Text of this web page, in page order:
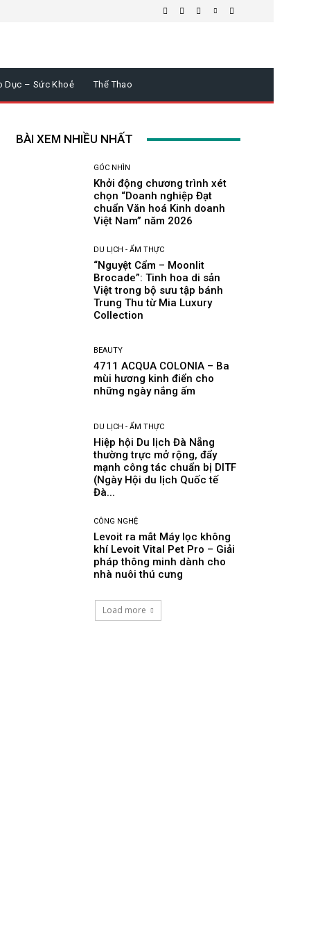
Dục – Sức Khoẻ Thể Thao
BÀI XEM NHIỀU NHẤT
GÓC NHÌN
Khởi động chương trình xét
chọn “Doanh nghiệp Đạt
chuẩn Văn hoá Kinh doanh
Việt Nam” năm 2026
DU LỊCH - ẨM THỰC
“Nguyệt Cẩm – Moonlit
Brocade”: Tinh hoa di sản
Việt trong bộ sưu tập bánh
Trung Thu từ Mia Luxury
Collection
BEAUTY
4711 ACQUA COLONIA – Ba
mùi hương kinh điển cho
những ngày nắng ấm
DU LỊCH - ẨM THỰC
Hiệp hội Du lịch Đà Nẵng
thường trực mở rộng, đẩy
mạnh công tác chuẩn bị DITF
(Ngày Hội du lịch Quốc tế
Đà...
CÔNG NGHỆ
Levoit ra mắt Máy lọc không
khí Levoit Vital Pet Pro – Giải
pháp thông minh dành cho
nhà nuôi thú cưng
Load more